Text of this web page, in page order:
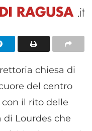
chiesa di
del centro
il rito delle
Lourdes che